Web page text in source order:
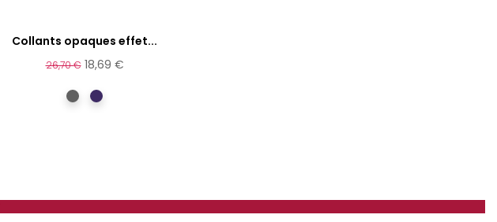
Collants opaques effet...
26,70 € 18,69 €
Gris Violet